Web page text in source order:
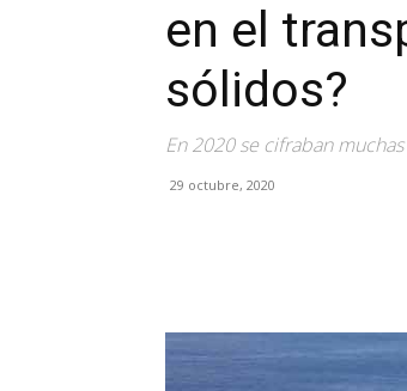
en el
sólidos?
En 2020 se cifraban
29 octubre, 2020